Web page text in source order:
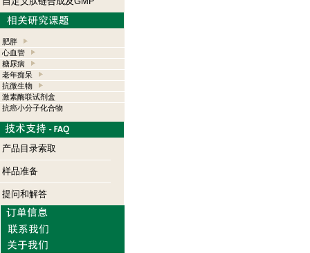
肥胖
心血管
糖尿病
老年痴呆
抗微生物
激素酶联试剂盒
抗癌小分子化合物
产品目录索取
样品准备
提问和解答